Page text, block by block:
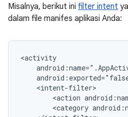
Misalnya, berikut ini filter intent
dalam file manifes aplikasi Anda:
<action
<category